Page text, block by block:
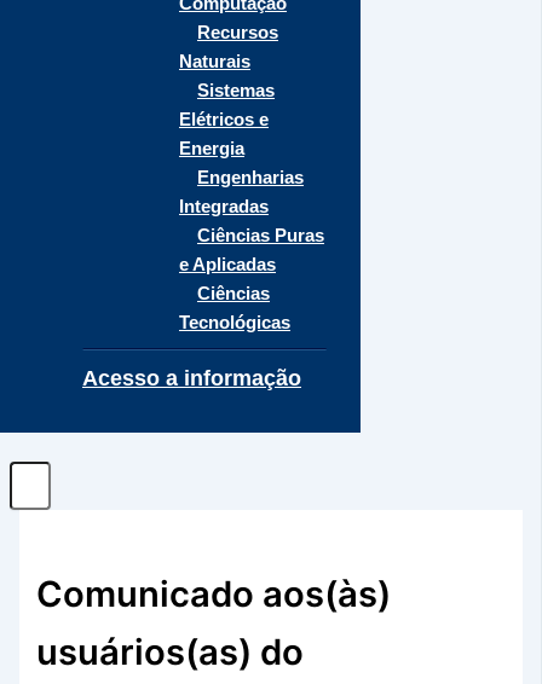
Recursos
Naturais
Sistemas
Elétricos e
Energia
Engenharias
Integradas
Ciências Puras
e Aplicadas
Ciências
Tecnológicas
Acesso a informação
Comunicado aos(às)
usuários(as) do